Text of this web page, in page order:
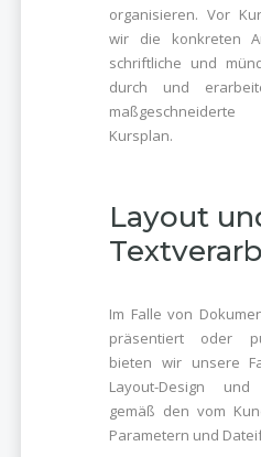
organisieren. Vor
wir die konkreten
schriftliche und
durch und
Kursplan.
Layout
Im Falle von
präsentiert oder
bieten wir unsere
Layout-Design und
gemäß den vom
Parametern und